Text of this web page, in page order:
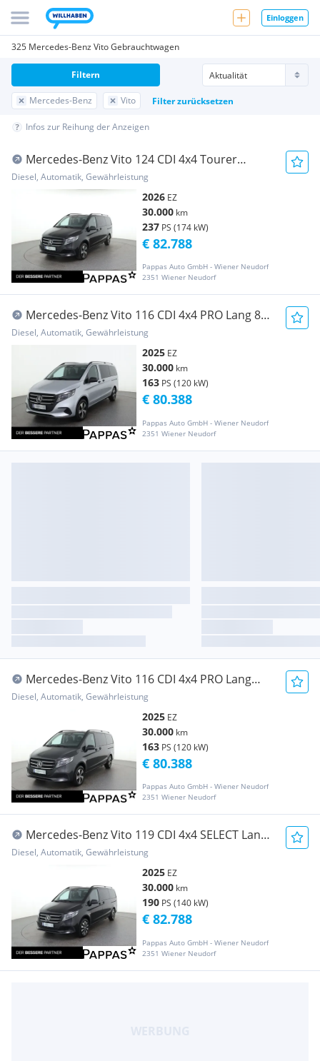
Einloggen
325 Mercedes-Benz Vito Gebrauchtwagen
Mercedes-Benz Vito Filter zurücksetzen
Filtern
Infos zur Reihung der Anzeigen
Mercedes-Benz Vito 124 CDI 4x4 Tourer
SELECT Lang AHK2,5t 8Sit
Diesel, Automatik, Gewährleistung
2026 EZ
30.000 km
237 PS (174 kW)
Pappas Auto GmbH - Wiener Neudorf
2351 Wiener Neudorf
€ 82.788
Mercedes-Benz Vito 116 CDI 4x4 PRO Lang 8
Sitze Distr
Diesel, Automatik, Gewährleistung
2025 EZ
30.000 km
163 PS (120 kW)
Pappas Auto GmbH - Wiener Neudorf
2351 Wiener Neudorf
€ 80.388
Mercedes-Benz Vito 116 CDI 4x4 PRO Lang
AHK 2,5t 8 Sitze
Diesel, Automatik, Gewährleistung
2025 EZ
30.000 km
163 PS (120 kW)
Pappas Auto GmbH - Wiener Neudorf
2351 Wiener Neudorf
€ 80.388
Mercedes-Benz Vito 119 CDI 4x4 SELECT Lang
AHK 2,5t 8Sit
Diesel, Automatik, Gewährleistung
2025 EZ
30.000 km
190 PS (140 kW)
Pappas Auto GmbH - Wiener Neudorf
2351 Wiener Neudorf
€ 82.788